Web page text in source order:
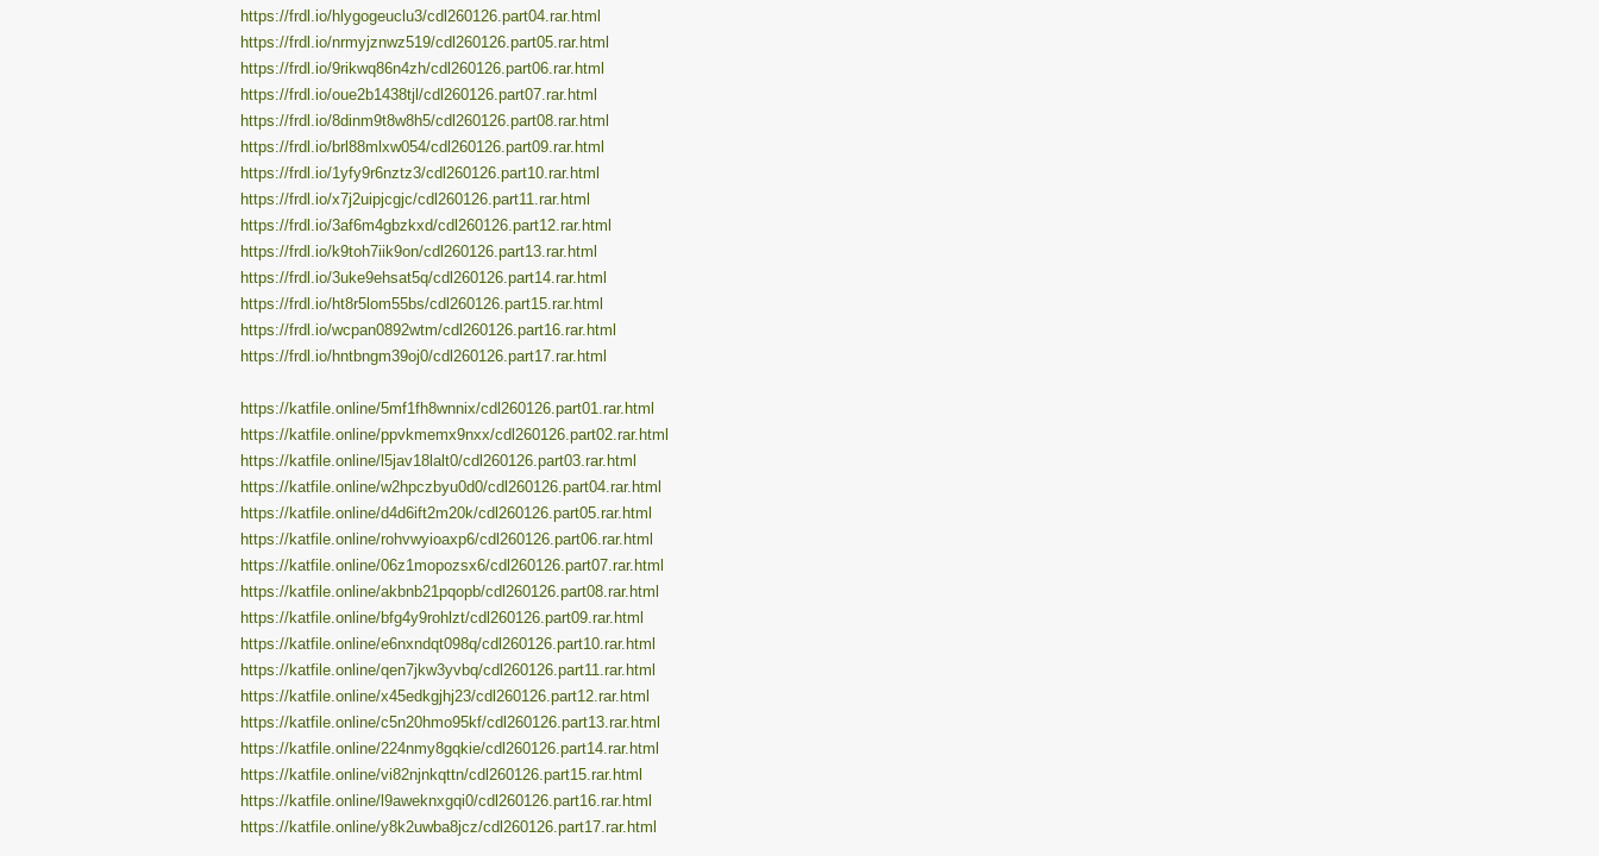
https://frdl.io/hlygogeuclu3/cdl260126.part04.rar.html
https://frdl.io/nrmyjznwz519/cdl260126.part05.rar.html
https://frdl.io/9rikwq86n4zh/cdl260126.part06.rar.html
https://frdl.io/oue2b1438tjl/cdl260126.part07.rar.html
https://frdl.io/8dinm9t8w8h5/cdl260126.part08.rar.html
https://frdl.io/brl88mlxw054/cdl260126.part09.rar.html
https://frdl.io/1yfy9r6nztz3/cdl260126.part10.rar.html
https://frdl.io/x7j2uipjcgjc/cdl260126.part11.rar.html
https://frdl.io/3af6m4gbzkxd/cdl260126.part12.rar.html
https://frdl.io/k9toh7iik9on/cdl260126.part13.rar.html
https://frdl.io/3uke9ehsat5q/cdl260126.part14.rar.html
https://frdl.io/ht8r5lom55bs/cdl260126.part15.rar.html
https://frdl.io/wcpan0892wtm/cdl260126.part16.rar.html
https://frdl.io/hntbngm39oj0/cdl260126.part17.rar.html
https://katfile.online/5mf1fh8wnnix/cdl260126.part01.rar.html
https://katfile.online/ppvkmemx9nxx/cdl260126.part02.rar.html
https://katfile.online/l5jav18lalt0/cdl260126.part03.rar.html
https://katfile.online/w2hpczbyu0d0/cdl260126.part04.rar.html
https://katfile.online/d4d6ift2m20k/cdl260126.part05.rar.html
https://katfile.online/rohvwyioaxp6/cdl260126.part06.rar.html
https://katfile.online/06z1mopozsx6/cdl260126.part07.rar.html
https://katfile.online/akbnb21pqopb/cdl260126.part08.rar.html
https://katfile.online/bfg4y9rohlzt/cdl260126.part09.rar.html
https://katfile.online/e6nxndqt098q/cdl260126.part10.rar.html
https://katfile.online/qen7jkw3yvbq/cdl260126.part11.rar.html
https://katfile.online/x45edkgjhj23/cdl260126.part12.rar.html
https://katfile.online/c5n20hmo95kf/cdl260126.part13.rar.html
https://katfile.online/224nmy8gqkie/cdl260126.part14.rar.html
https://katfile.online/vi82njnkqttn/cdl260126.part15.rar.html
https://katfile.online/l9aweknxgqi0/cdl260126.part16.rar.html
https://katfile.online/y8k2uwba8jcz/cdl260126.part17.rar.html